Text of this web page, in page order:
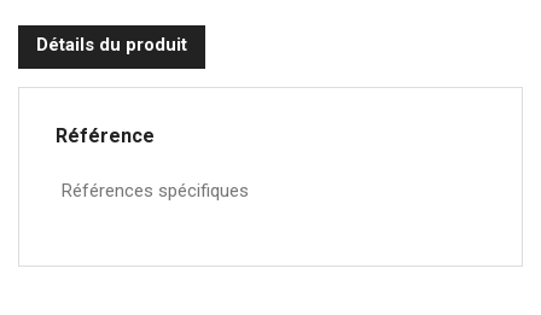
Détails du produit
Référence
Références spécifiques